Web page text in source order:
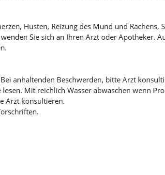
Husten, Reizung des Mund und
Sie sich an Ihren Arzt oder Apotheker.
anhaltenden Beschwerden, bitte Arzt
Mit reichlich Wasser abwaschen wenn
Arzt konsultieren.